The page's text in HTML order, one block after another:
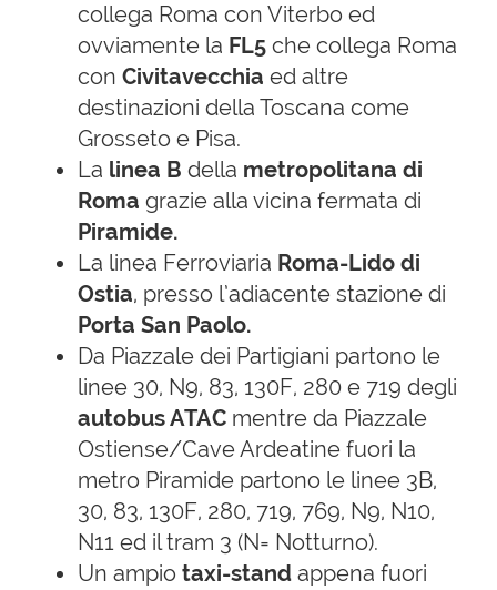
collega Roma con Viterbo ed
ovviamente la FL5 che collega Roma
con Civitavecchia ed altre
destinazioni della Toscana come
Grosseto e Pisa.
La linea B della metropolitana di
Roma grazie alla vicina fermata di
Piramide.
La linea Ferroviaria Roma-Lido di
Ostia, presso l’adiacente stazione di
Porta San Paolo.
Da Piazzale dei Partigiani partono le
linee 30, N9, 83, 130F, 280 e 719 degli
autobus ATAC mentre da Piazzale
Ostiense/Cave Ardeatine fuori la
metro Piramide partono le linee 3B,
30, 83, 130F, 280, 719, 769, N9, N10,
N11 ed il tram 3 (N= Notturno).
Un ampio taxi-stand appena fuori